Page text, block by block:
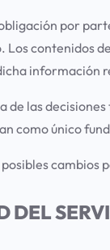
por
Los contenidos
información
de las
como único
cambios